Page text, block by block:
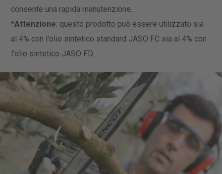
consente una rapida manutenzione.
*Attenzione: questo prodotto può essere utilizzato sia
al 4% con l'olio sintetico standard JASO FC sia al 4% con
l'olio sintetico JASO FD.